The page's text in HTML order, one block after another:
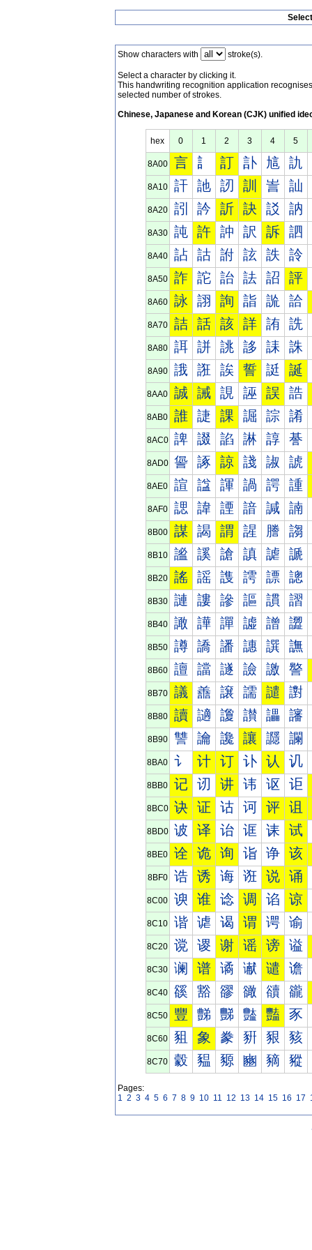
Show characters with stroke(s).
Select a character by clicking it.
This handwriting recognition application
selected number of strokes.
Chinese, Japanese and Korean (CJK) unified
hex 0 1 2 3 4 5
8A00 言 訁 訂 訃 訄 訅
8A10 訐 訑 訒 訓 訔 訕
8A20 訠 訡 訢 訣 訤 訥
8A30 訰 許 訲 訳 訴 訵
8A40 詀 詁 詂 詃 詄 詅
8A50 詐 詑 詒 詓 詔 評
8A60 詠 詡 詢 詣 詤 詥
8A70 詰 話 該 詳 詴 詵
8A80 誀 誁 誂 誃 誄 誅
8A90 誐 誑 誒 誓 誔 誕
8AA0 誠 誡 誢 誣 誤 誥
8AB0 誰 誱 課 誳 誴 誵
8AC0 諀 諁 諂 諃 諄 諅
8AD0 諐 諑 諒 諓 諔 諕
8AE0 諠 諡 諢 諣 諤 諥
8AF0 諰 諱 諲 諳 諴 諵
8B00 謀 謁 謂 謃 謄 謅
8B10 謐 謑 謒 謓 謔 謕
8B20 謠 謡 謢 謣 謤 謥
8B30 謰 謱 謲 謳 謴 謵
8B40 譀 譁 譂 譃 譄 譅
8B50 譐 譑 譒 譓 譔 譕
8B60 譠 譡 譢 譣 譤 譥
8B70 議 譱 譲 譳 譴 譵
8B80 讀 讁 讂 讃 讄 讅
8B90 讐 讑 讒 讓 讔 讕
8BA0 讠 计 订 讣 认 讥
8BB0 记 讱 讲 讳 讴 讵
8BC0 诀 证 诂 诃 评 诅
8BD0 诐 译 诒 诓 诔 试
8BE0 诠 诡 询 诣 诤 该
8BF0 诰 诱 诲 诳 说 诵
8C00 谀 谁 谂 调 谄 谅
8C10 谐 谑 谒 谓 谔 谕
8C20 谠 谡 谢 谣 谤 谥
8C30 谰 谱 谲 谳 谴 谵
8C40 豀 豁 豂 豃 豄 豅
8C50 豐 豑 豒 豓 豔 豕
8C60 豠 象 豢 豣 豤 豥
8C70 豰 豱 豲 豳 豴 豵
Pages:
1 2 3 4 5 6 7 8 9 10 11 12 13 14 15 16 17